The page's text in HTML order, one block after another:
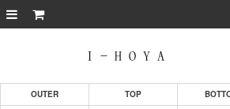
OUTER TOP